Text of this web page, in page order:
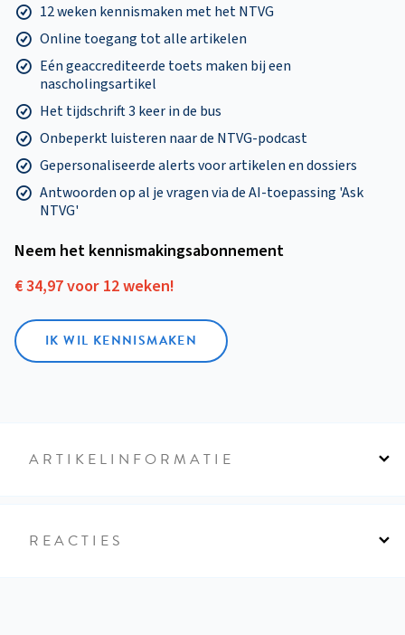
12 weken kennismaken met het NTVG
Online toegang tot alle artikelen
Eén geaccrediteerde toets maken bij een
nascholingsartikel
Het tijdschrift 3 keer in de bus
Onbeperkt luisteren naar de NTVG-podcast
Gepersonaliseerde alerts voor artikelen en dossiers
Antwoorden op al je vragen via de AI-toepassing 'Ask
NTVG'
Neem het kennismakings­abonnement
€ 34,97 voor 12 weken!
IK WIL KENNISMAKEN
ARTIKELINFORMATIE
REACTIES